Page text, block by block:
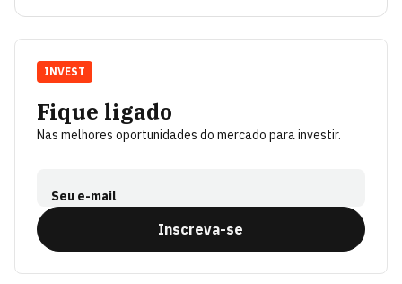
Fique ligado
Nas melhores oportunidades do mercado para investir.
Seu e-mail
Inscreva-se
INVEST